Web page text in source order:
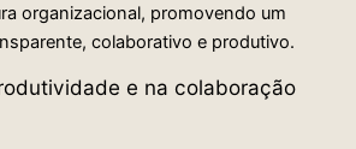
organizacional, promovendo um
colaborativo e produtivo.
e na colaboração